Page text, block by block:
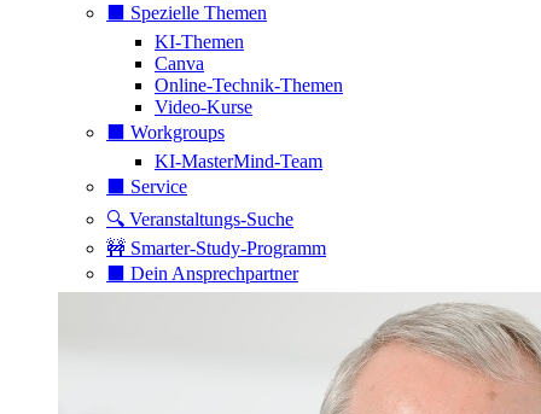
⬛️ Spezielle Themen
KI-Themen
Canva
Online-Technik-Themen
Video-Kurse
⬛️ Workgroups
KI-MasterMind-Team
⬛️ Service
🔍 Veranstaltungs-Suche
🚧 Smarter-Study-Programm
⬛️ Dein Ansprechpartner